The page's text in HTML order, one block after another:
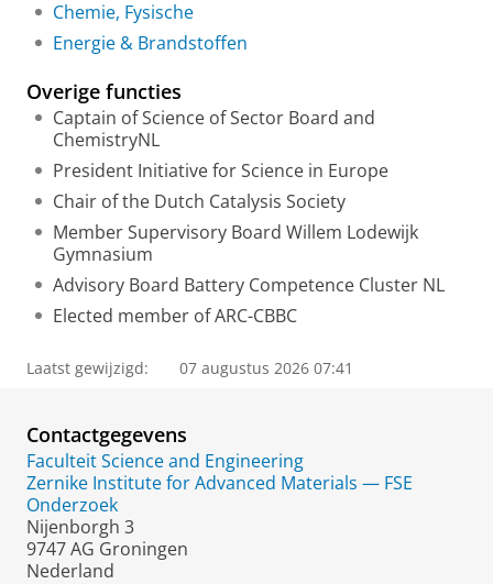
h
P
o
t
a
l
Chemie, Fysische
Energie & Brandstoffen
Overige functies
Captain of Science of Sector Board and
ChemistryNL
President Initiative for Science in Europe
Chair of the Dutch Catalysis Society
Member Supervisory Board Willem Lodewijk
Gymnasium
Advisory Board Battery Competence Cluster NL
Elected member of ARC-CBBC
Laatst gewijzigd: 07 augustus 2026 07:41
Contactgegevens
Faculteit Science and Engineering
Zernike Institute for Advanced Materials — FSE
Onderzoek
Nijenborgh 3
9747 AG Groningen
Nederland